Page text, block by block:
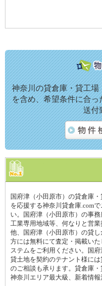
神奈川の貸倉庫・貸工
を含め、希望条件に合っ
送付
国府津（小田原市）の貸倉庫
を応援する神奈川貸倉庫.com
い。国府津（小田原市）の事
工業専用地域等、何なりと営
他、国府津（小田原市）の貸
方には無料にて査定・掲載い
ステムをご利用ください。国
貸土地を契約のテナント様に
のご相談も承ります。貸倉庫
神奈川エリア最大級、新着情報